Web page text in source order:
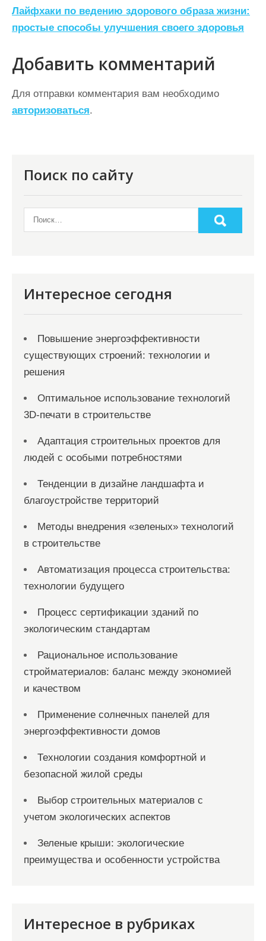
в
и
г
а
ц
и
м
Лайфхаки по ведению здорового образа жизни:
простые способы улучшения своего здоровья
Добавить комментарий
Для отправки комментария вам необходимо
авторизоваться.
Поиск по сайту
Интересное сегодня
Повышение энергоэффективности
существующих строений: технологии и
решения
Оптимальное использование технологий
3D-печати в строительстве
Адаптация строительных проектов для
людей с особыми потребностями
Тенденции в дизайне ландшафта и
благоустройстве территорий
Методы внедрения «зеленых» технологий
в строительстве
Автоматизация процесса строительства:
технологии будущего
Процесс сертификации зданий по
экологическим стандартам
Рациональное использование
стройматериалов: баланс между экономией
и качеством
Применение солнечных панелей для
энергоэффективности домов
Технологии создания комфортной и
безопасной жилой среды
Выбор строительных материалов с
учетом экологических аспектов
Зеленые крыши: экологические
преимущества и особенности устройства
Интересное в рубриках